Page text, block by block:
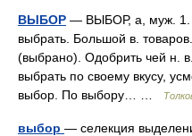
ВЫБОР — ВЫБОР, а, муж. 1.
выбрать. Большой в.
(выбрано). Одобрить чей н.
выбрать по своему вкусу,
выбор. По выбору… …
выбор — селекция